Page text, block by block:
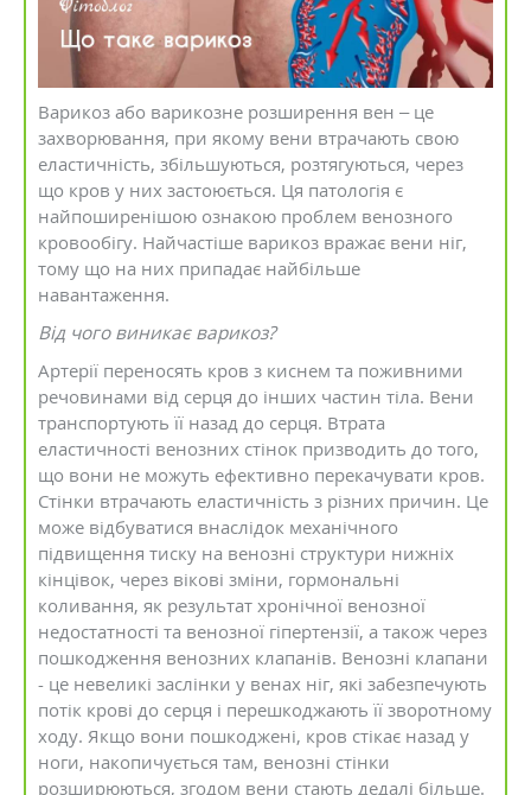
Варикоз або варикозне розширення вен – це
захворювання, при якому вени втрачають свою
еластичність, збільшуються, розтягуються, через
що кров у них застоюється. Ця патологія є
найпоширенішою ознакою проблем венозного
кровообігу. Найчастіше варикоз вражає вени ніг,
тому що на них припадає найбільше
навантаження.
Від чого виникає варикоз?
Артерії переносять кров з киснем та поживними
речовинами від серця до інших частин тіла. Вени
транспортують її назад до серця. Втрата
еластичності венозних стінок призводить до того,
що вони не можуть ефективно перекачувати кров.
Стінки втрачають еластичність з різних причин. Це
може відбуватися внаслідок механічного
підвищення тиску на венозні структури нижніх
кінцівок, через вікові зміни, гормональні
коливання, як результат хронічної венозної
недостатності та венозної гіпертензії, а також через
пошкодження венозних клапанів. Венозні клапани
- це невеликі заслінки у венах ніг, які забезпечують
потік крові до серця і перешкоджають її зворотному
ходу. Якщо вони пошкоджені, кров стікає назад у
ноги, накопичується там, венозні стінки
розширюються, згодом вени стають дедалі більше.